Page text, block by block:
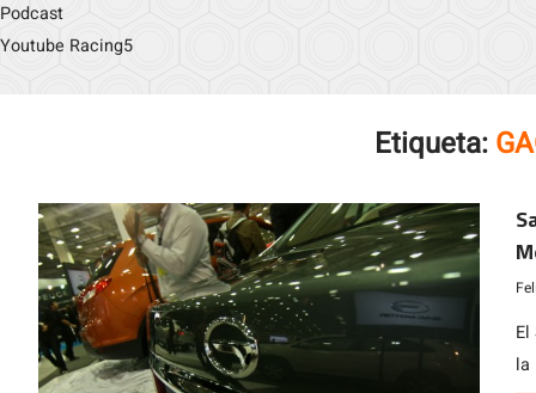
Podcast
Youtube Racing5
Etiqueta:
la